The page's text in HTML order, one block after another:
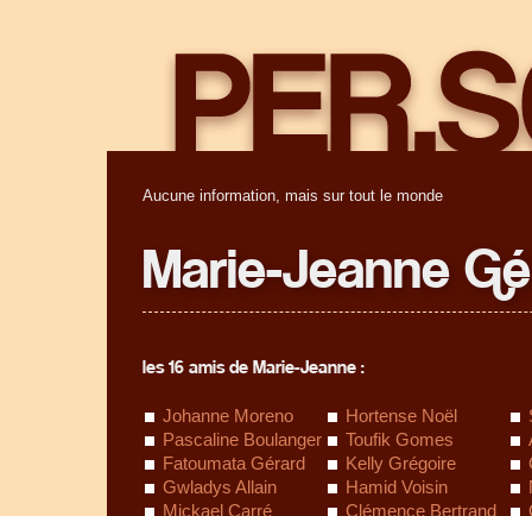
Aucune information, mais sur tout le monde
Marie-Jeanne
les 16 amis de Marie-Jeanne :
Johanne Moreno Hortense Noël
Pascaline Boulanger
Toufik Gomes
Fatoumata Gérard
Kelly Grégoire
Gwladys Allain
Hamid Voisin
Mickael Carré
Clémence Bertrand